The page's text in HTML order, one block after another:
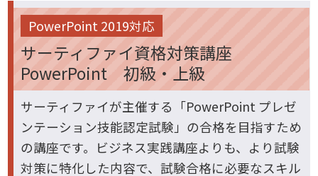
PowerPoint 2019対応
サーティファイ資格対策講座
PowerPoint 初級・上級
サーティファイが主催する「PowerPoint プレゼ
ンテーション技能認定試験」の合格を目指すため
の講座です。ビジネス実践講座よりも、より試験
対策に特化した内容で、試験合格に必要なスキル